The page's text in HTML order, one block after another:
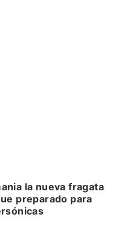
la nueva fragata
preparado para